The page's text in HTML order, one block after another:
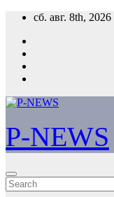
Skip
content
сб. авг. 8th, 2026
P-NEWS